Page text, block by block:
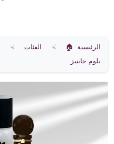
الرئيسية الفئات
بلوم جابنيز